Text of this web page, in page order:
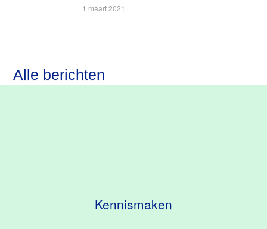
1 maart 2021
Alle berichten
Kennismaken